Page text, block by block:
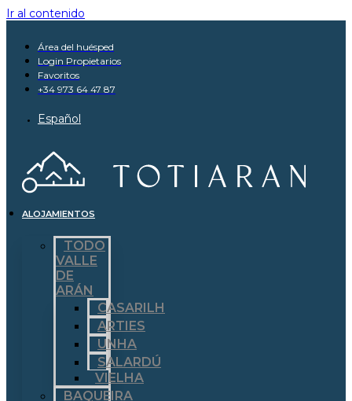
Ir al contenido
Área del huésped
Login Propietarios
Favoritos
+34 973 64 47 87
Español
ALOJAMIENTOS
TODO
VALLE
DE
ARÁN
CASARILH
ARTIES
UNHA
SALARDÚ
VIELHA
BAQUEIRA